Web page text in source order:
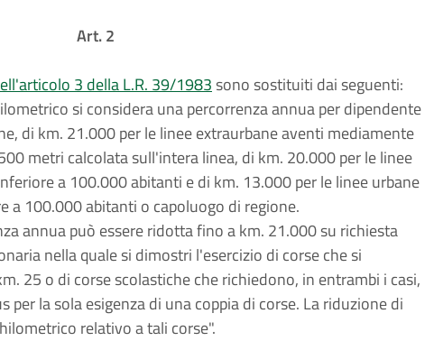
Art. 2
3 della L.R. 39/1983sono sostituiti dai seguenti:
si considera una percorrenza annua per dipendente
di km. 21.000 per le linee extraurbane aventi mediamente
metri calcolata sull'intera linea, di km. 20.000 per le linee
a 100.000 abitanti e di km. 13.000 per le linee urbane
a 100.000 abitanti o capoluogo di regione.
annua può essere ridotta fino a km. 21.000 su richiesta
nella quale si dimostri l'esercizio di corse che si
25 o di corse scolastiche che richiedono, in entrambi i casi,
la sola esigenza di una coppia di corse. La riduzione di
relativo a tali corse".